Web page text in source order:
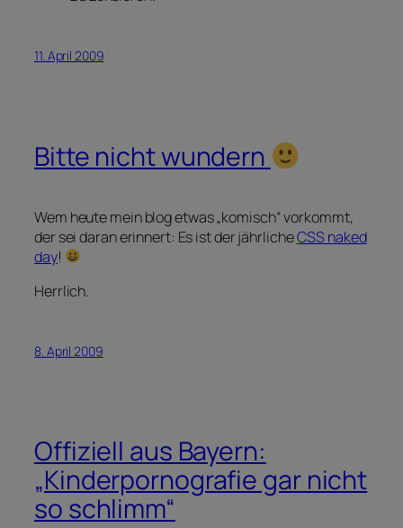
11. April 2009
Bitte nicht wundern
Wem heute mein blog etwas „komisch“ vorkommt,
der sei daran erinnert: Es ist der jährlicheCSS naked
day!
Herrlich.
8. April 2009
Offiziell aus Bayern:
„Kinderpornografie gar nicht
so schlimm“